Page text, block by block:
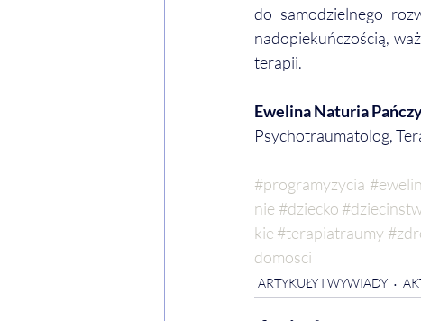
do samodzielnego
nadopiekuńczością,
terapii.
Ewelina Naturia
Psychotraumatolog,
#programyzycia
nie #dziecko
kie #terapiatraumy
domosci
ARTYKUŁY I WYWIADY